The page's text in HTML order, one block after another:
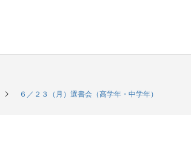
６／２３（月）選書会（高学年・中学年）